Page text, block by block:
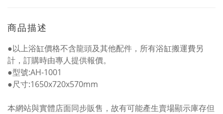
商品描述
●以上浴缸價格不含龍頭及其他配件，所有浴缸搬運費另
計，訂購時由專人提供報價。
●型號:AH-1001
●尺寸:1650x720x570mm
本網站與實體店面同步販售，故有可能產生賣場顯示庫存但